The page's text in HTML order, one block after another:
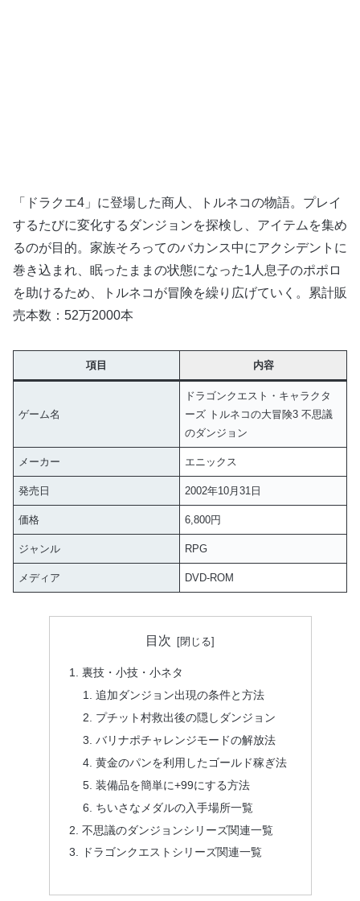
「ドラクエ4」に登場した商人、トルネコの物語。プレイ
するたびに変化するダンジョンを探検し、アイテムを集め
るのが目的。家族そろってのバカンス中にアクシデントに
巻き込まれ、眠ったままの状態になった1人息子のポポロ
を助けるため、トルネコが冒険を繰り広げていく。累計販
売本数：52万2000本
項目 内容
ゲーム名
ドラゴンクエスト・キャラクタ
ーズ トルネコの大冒険3 不思議
のダンジョン
メーカー エニックス
発売日 2002年10月31日
価格 6,800円
ジャンル RPG
メディア DVD-ROM
目次
裏技・小技・小ネタ
追加ダンジョン出現の条件と方法
プチット村救出後の隠しダンジョン
バリナポチャレンジモードの解放法
黄金のパンを利用したゴールド稼ぎ法
装備品を簡単に+99にする方法
ちいさなメダルの入手場所一覧
不思議のダンジョンシリーズ関連一覧
ドラゴンクエストシリーズ関連一覧